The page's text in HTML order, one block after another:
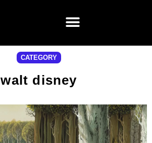
CATEGORY
walt disney